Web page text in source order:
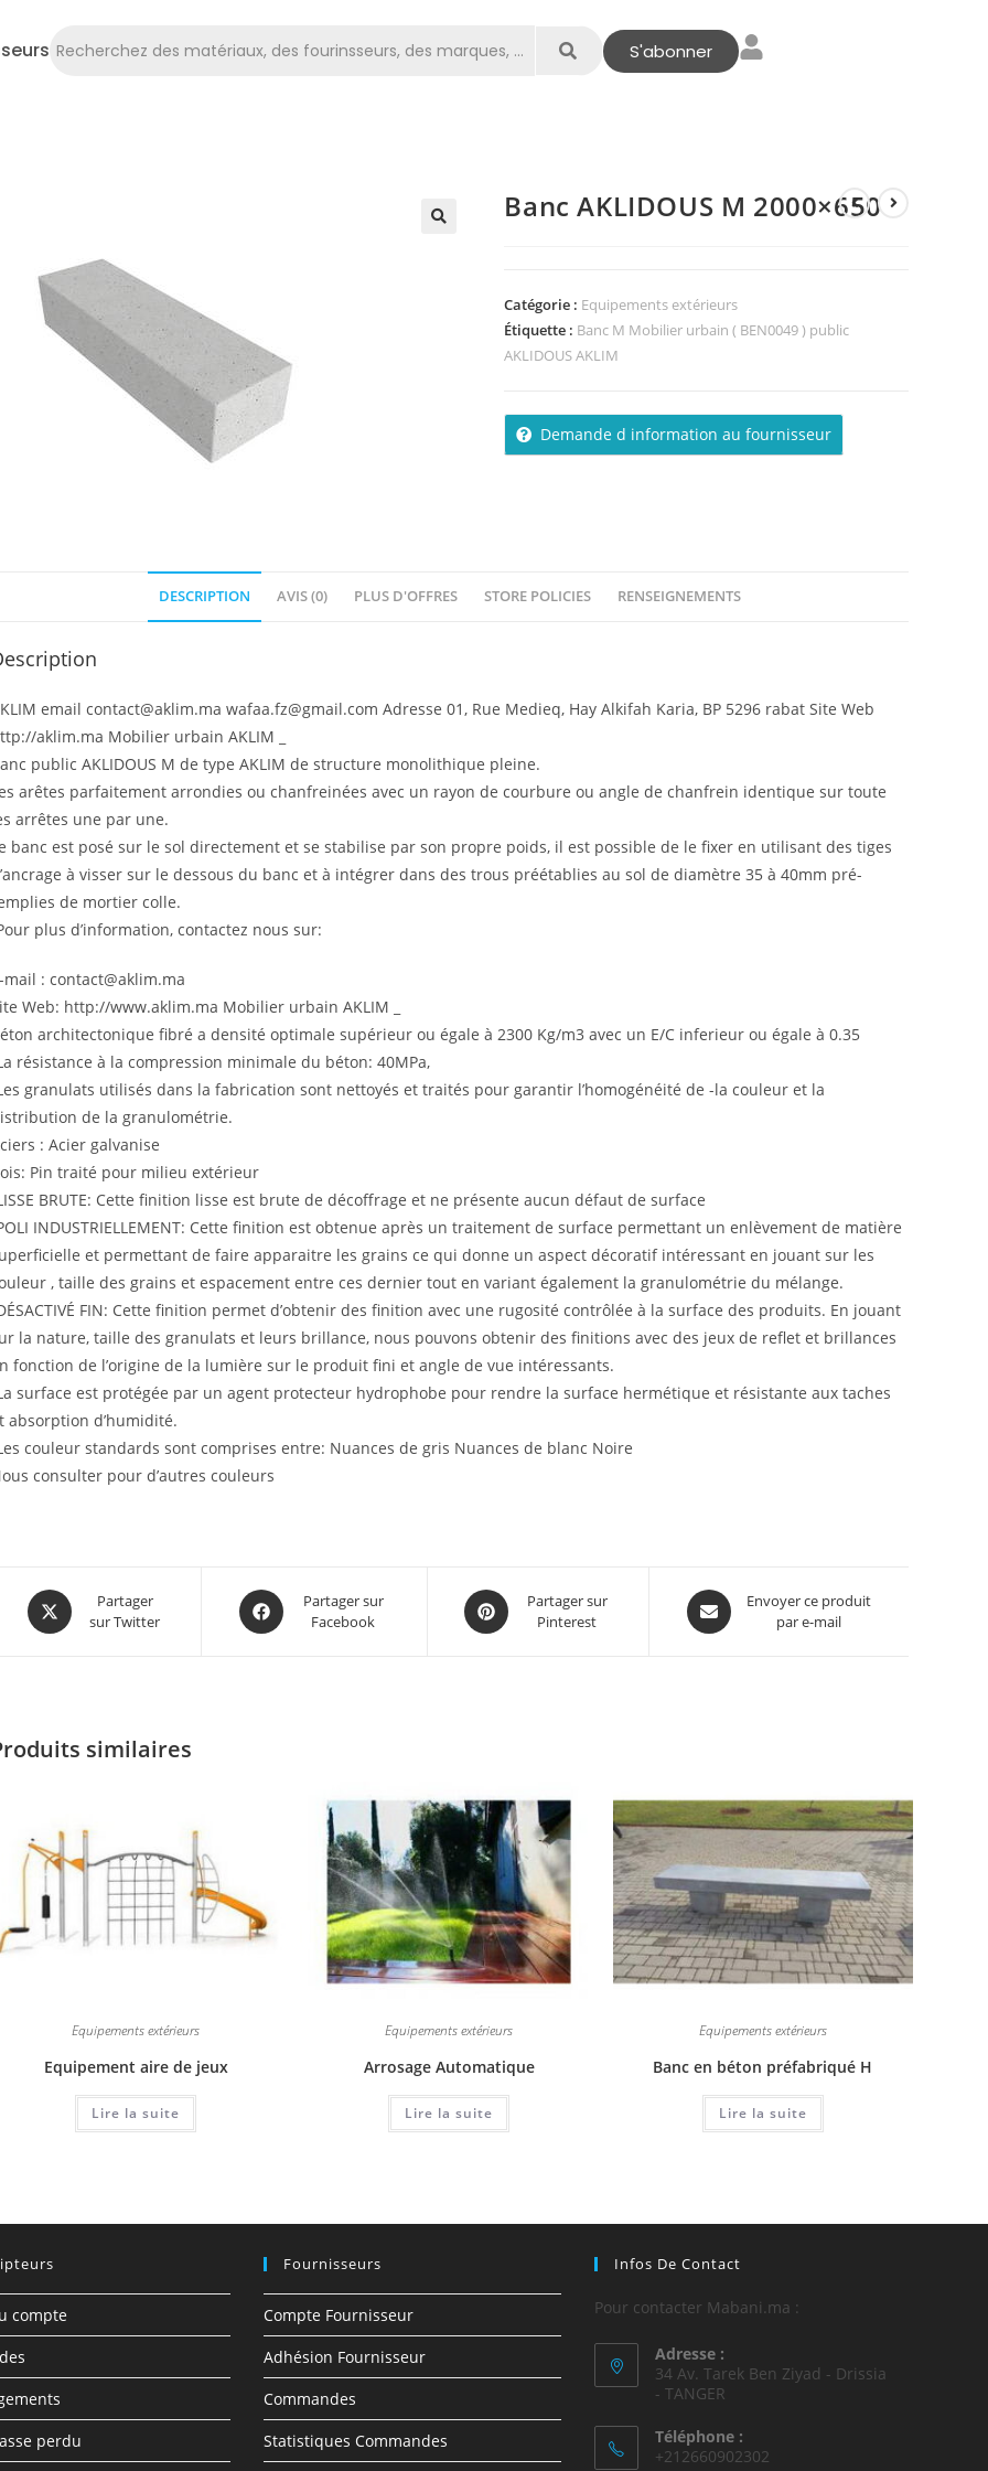
S'abonner
Banc AKLIDOUS M 2000×650
Catégorie : Equipements extérieurs
Étiquette : Banc M Mobilier urbain ( BEN0049 ) public
AKLIDOUS AKLIM
Demande d information au fournisseur
DESCRIPTION AVIS (0) PLUS D'OFFRES STORE POLICIES RENSEIGNEMENTS
email contact@aklim.ma wafaa.fz@gmail.com Adresse 01, Rue Medieq, Hay Alkifah Karia, BP 5296 rabat Site Web
aklim.ma Mobilier urbain AKLIM _
public AKLIDOUS M de type AKLIM de structure monolithique pleine.
arêtes parfaitement arrondies ou chanfreinées avec un rayon de courbure ou angle de chanfrein identique sur toute
arrêtes une par une.
banc est posé sur le sol directement et se stabilise par son propre poids, il est possible de le fixer en utilisant des tiges
à visser sur le dessous du banc et à intégrer dans des trous préétablies au sol de diamètre 35 à 40mm pré-
de mortier colle.
plus d’information, contactez nous sur:
mail : contact@aklim.ma
Web: http://www.aklim.ma Mobilier urbain AKLIM _
architectonique fibré a densité optimale supérieur ou égale à 2300 Kg/m3 avec un E/C inferieur ou égale à 0.35
résistance à la compression minimale du béton: 40MPa,
granulats utilisés dans la fabrication sont nettoyés et traités pour garantir l’homogénéité de -la couleur et la
de la granulométrie.
: Acier galvanise
Pin traité pour milieu extérieur
BRUTE: Cette finition lisse est brute de décoffrage et ne présente aucun défaut de surface
INDUSTRIELLEMENT: Cette finition est obtenue après un traitement de surface permettant un enlèvement de matière
et permettant de faire apparaitre les grains ce qui donne un aspect décoratif intéressant en jouant sur les
, taille des grains et espacement entre ces dernier tout en variant également la granulométrie du mélange.
FIN: Cette finition permet d’obtenir des finition avec une rugosité contrôlée à la surface des produits. En jouant
la nature, taille des granulats et leurs brillance, nous pouvons obtenir des finitions avec des jeux de reflet et brillances
fonction de l’origine de la lumière sur le produit fini et angle de vue intéressants.
surface est protégée par un agent protecteur hydrophobe pour rendre la surface hermétique et résistante aux taches
absorption d’humidité.
couleur standards sont comprises entre: Nuances de gris Nuances de blanc Noire
consulter pour d’autres couleurs
Partager
sur Twitter
Partager sur
Facebook
Partager sur
Pinterest
Envoyer ce produit
par e-mail
similaires
Equipements extérieurs
Equipement aire de jeux
Lire la suite
Equipements extérieurs
Arrosage Automatique
Lire la suite
Equipements extérieurs
Banc en béton préfabriqué H
Lire la suite
compte
perdu
Fournisseurs
Compte Fournisseur
Adhésion Fournisseur
Commandes
Statistiques Commandes
Infos De Contact
Pour contacter Mabani.ma :
Adresse :
34 Av. Tarek Ben Ziyad - Drissia
- TANGER
Téléphone :
+212660902302